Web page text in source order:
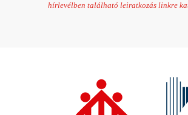
hírlevélben található leiratkozás linkre